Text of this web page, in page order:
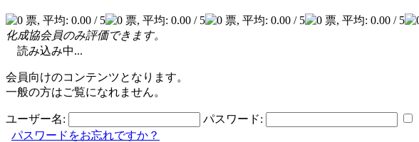
化成協会員のみ評価できます。
読み込み中...
会員向けのコンテンツとなります。
一般の方はご覧になれません。
ユーザー名: パスワード:
パスワードをお忘れですか？